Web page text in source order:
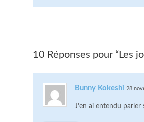
10 Réponses pour “Les
Bunny Kokeshi 28
J’en ai entendu